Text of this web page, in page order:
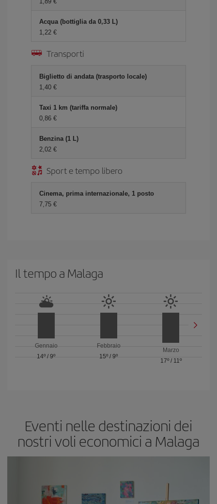
Acqua (bottiglia da 0,33 L)
1,22 €
Transporti
Biglietto di andata (trasporto locale)
1,40 €
Taxi 1 km (tariffa normale)
0,86 €
Benzina (1 L)
2,02 €
Sport e tempo libero
Cinema, prima internazionale, 1 posto
7,75 €
Il tempo a Malaga
Gennaio
14º /9º
Febbraio
15º / 9º
Marzo
17º/ 11º
Eventi nelle destinazioni dei
nostri voli economici a Malaga